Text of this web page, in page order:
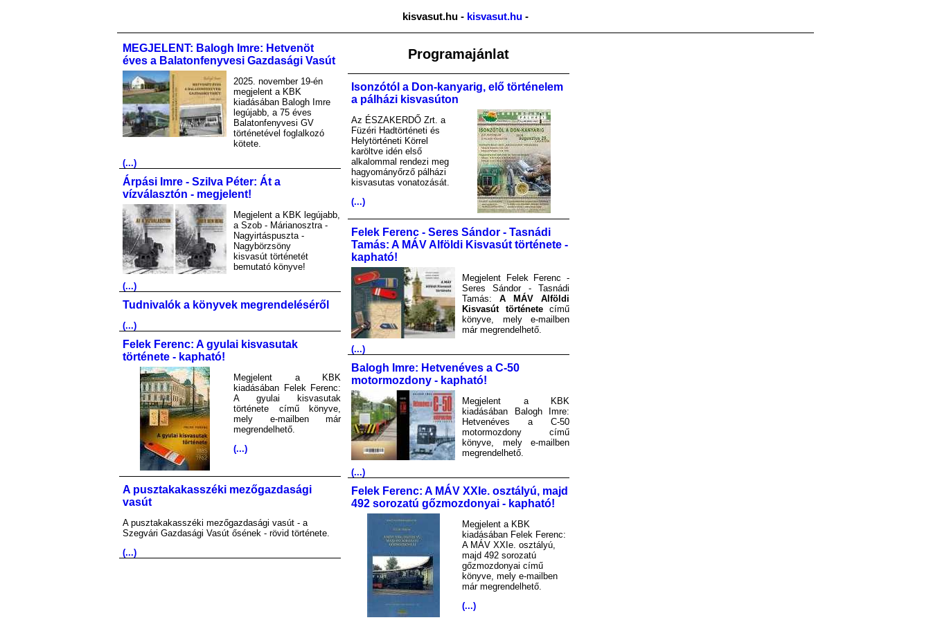
kisvasut.hu - kisvasut.hu -
MEGJELENT: Balogh Imre: Hetvenöt
éves a Balatonfenyvesi Gazdasági Vasút
2025. november 19-én
megjelent a KBK
kiadásában Balogh Imre
legújabb, a 75 éves
Balatonfenyvesi GV
történetével foglalkozó
kötete.
(...)
Árpási Imre - Szilva Péter: Át a
vízválasztón - megjelent!
Megjelent a KBK legújabb,
a Szob - Márianosztra -
Nagyirtáspuszta -
Nagybörzsöny
kisvasút történetét
bemutató könyve!
(...)
Tudnivalók a könyvek megrendeléséről
(...)
Felek Ferenc: A gyulai kisvasutak
története - kapható!
Megjelent a KBK
kiadásában Felek Ferenc:
A gyulai kisvasutak
története című könyve,
mely e-mailben már
megrendelhető.
(...)
A pusztakakasszéki mezőgazdasági
vasút
A pusztakakasszéki mezőgazdasági vasút - a
Szegvári Gazdasági Vasút ősének - rövid története.
(...)
Programajánlat
Isonzótól a Don-kanyarig, elő történelem
a pálházi kisvasúton
Az ÉSZAKERDŐ Zrt. a
Füzéri Hadtörténeti és
Helytörténeti Körrel
karöltve idén első
alkalommal rendezi meg
hagyományőrző pálházi
kisvasutas vonatozását.
(...)
Felek Ferenc - Seres Sándor - Tasnádi
Tamás: A MÁV Alföldi Kisvasút története -
kapható!
Megjelent Felek Ferenc -
Seres Sándor - Tasnádi
Tamás: A MÁV Alföldi
Kisvasút története című
könyve, mely e-mailben
már megrendelhető.
(...)
Balogh Imre: Hetvenéves a C-50
motormozdony - kapható!
Megjelent a KBK
kiadásában Balogh Imre:
Hetvenéves a C-50
motormozdony című
könyve, mely e-mailben
megrendelhető.
(...)
Felek Ferenc: A MÁV XXIe. osztályú, majd
492 sorozatú gőzmozdonyai - kapható!
Megjelent a KBK
kiadásában Felek Ferenc:
A MÁV XXIe. osztályú,
majd 492 sorozatú
gőzmozdonyai című
könyve, mely e-mailben
már megrendelhető.
(...)